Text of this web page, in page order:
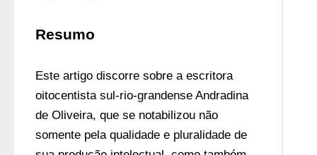
Resumo
Este artigo discorre sobre a escritora
oitocentista sul-rio-grandense Andradina
de Oliveira, que se notabilizou não
somente pela qualidade e pluralidade de